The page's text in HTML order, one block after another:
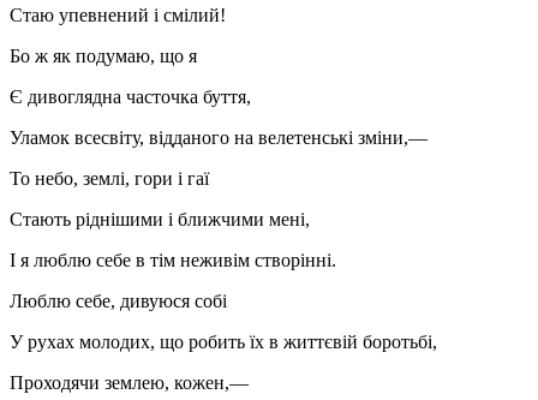
Стаю упевнений і смілий!
Бо ж як подумаю, що я
Є дивоглядна часточка буття,
Уламок всесвіту, відданого на велетенські зміни,—
То небо, землі, гори і гаї
Стають ріднішими і ближчими мені,
I я люблю себе в тім неживім створінні.
Люблю себе, дивуюся собі
У рухах молодих, що робить їх в життєвій боротьбі,
Проходячи землею, кожен,—